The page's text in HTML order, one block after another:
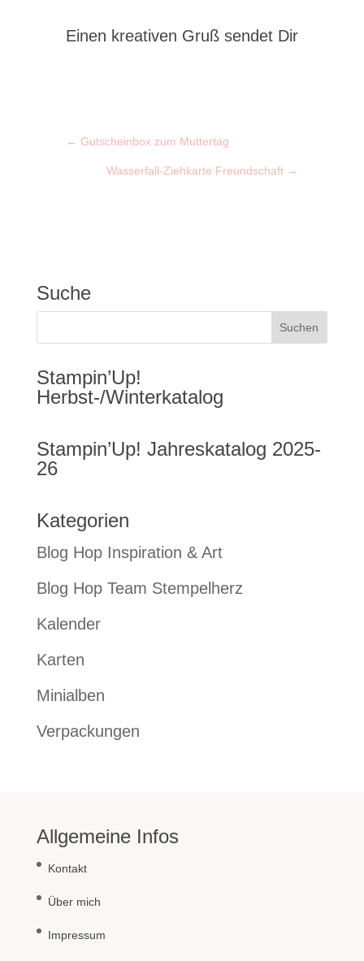
Einen kreativen Gruß sendet Dir
← Gutscheinbox zum Muttertag
Wasserfall-Ziehkarte Freundschaft →
Suche
Stampin’Up!
Herbst-/Winterkatalog
Stampin’Up! Jahreskatalog 2025-
26
Kategorien
Blog Hop Inspiration & Art
Blog Hop Team Stempelherz
Kalender
Karten
Minialben
Verpackungen
Allgemeine Infos
Kontakt
Über mich
Impressum